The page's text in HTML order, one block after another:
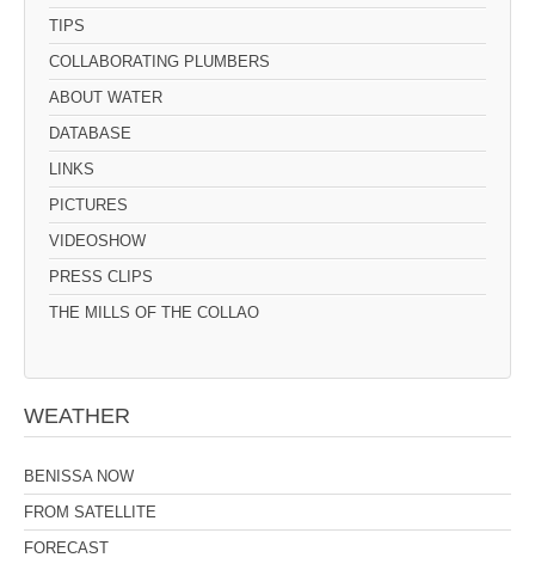
TIPS
COLLABORATING PLUMBERS
ABOUT WATER
DATABASE
LINKS
PICTURES
VIDEOSHOW
PRESS CLIPS
THE MILLS OF THE COLLAO
WEATHER
BENISSA NOW
FROM SATELLITE
FORECAST